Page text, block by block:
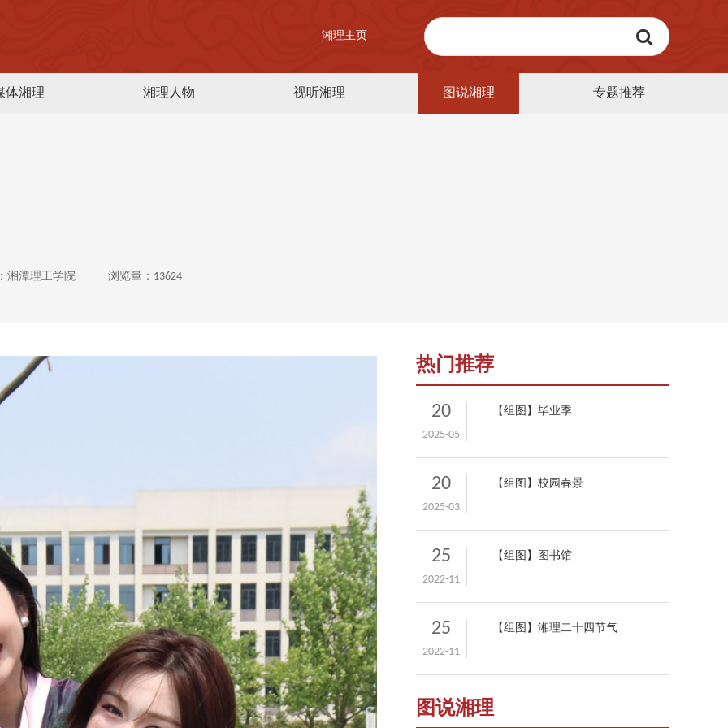
湘理主页
体湘理 湘理人物 视听湘理 图说湘理 专题推荐
湘潭理工学院 浏览量：13624
热门推荐
20
2025-05
【组图】毕业季
20
2025-03
【组图】校园春景
25
2022-11
【组图】图书馆
25
2022-11
【组图】湘理二十四节气
图说湘理